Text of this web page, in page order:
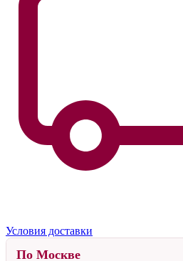
Условия доставки
По Москве